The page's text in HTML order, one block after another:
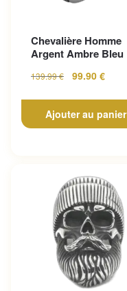
Chevalière Homme
Argent Ambre Bleu
139.99€ 99.90 €
Ajouter au panier